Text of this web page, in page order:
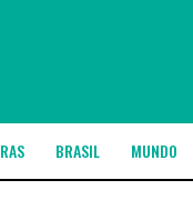
BRASIL MUNDO